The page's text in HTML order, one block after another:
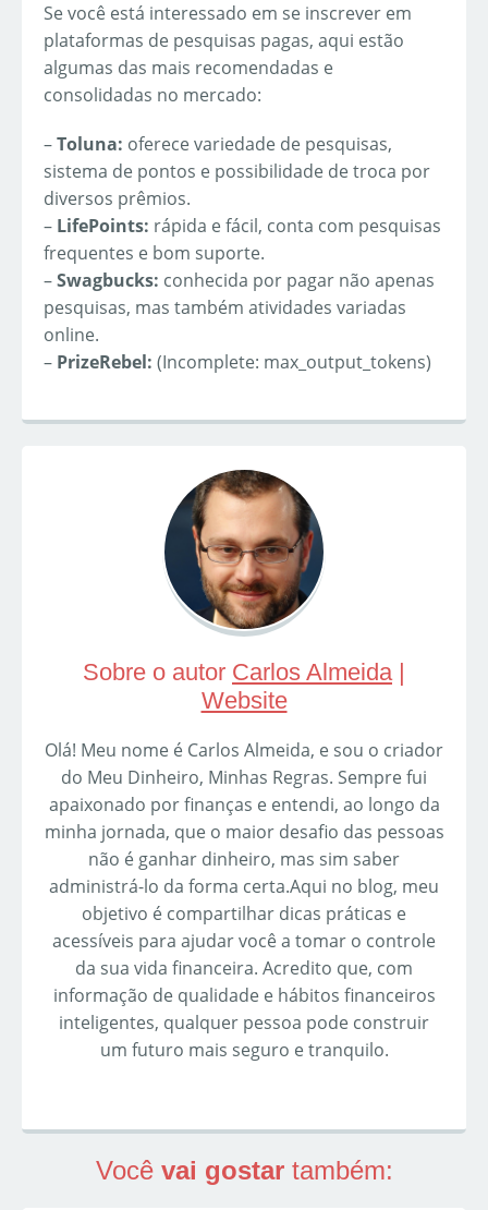
Se você está interessado em se inscrever em
plataformas de pesquisas pagas, aqui estão
algumas das mais recomendadas e
consolidadas no mercado:
–Toluna: oferece variedade de pesquisas,
sistema de pontos e possibilidade de troca por
diversos prêmios.
– LifePoints: rápida e fácil, conta com pesquisas
frequentes e bom suporte.
–Swagbucks: conhecida por pagar não apenas
pesquisas, mas também atividades variadas
online.
– PrizeRebel: (Incomplete: max_output_tokens)
Sobre o autor Carlos Almeida|
Website
Olá! Meu nome é Carlos Almeida, e sou o criador
do Meu Dinheiro, Minhas Regras. Sempre fui
apaixonado por finanças e entendi, ao longo da
minha jornada, que o maior desafio das pessoas
não é ganhar dinheiro, mas sim saber
administrá-lo da forma certa.Aqui no blog, meu
objetivo é compartilhar dicas práticas e
acessíveis para ajudar você a tomar o controle
da sua vida financeira. Acredito que, com
informação de qualidade e hábitos financeiros
inteligentes, qualquer pessoa pode construir
um futuro mais seguro e tranquilo.
Você vai gostartambém: